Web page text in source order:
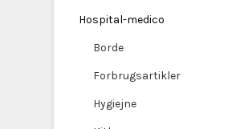
Hospital-medico
Borde
Forbrugsartikler
Hygiejne